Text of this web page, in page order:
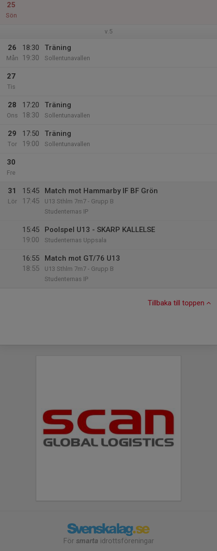
25
Sön
v.5
26
Mån
18:30
19:30
Träning
Sollentunavallen
27
Tis
28
Ons
17:20
18:30
Träning
Sollentunavallen
29
Tor
17:50
19:00
Träning
Sollentunavallen
30
Fre
31
Lör
15:45
17:45
Match mot Hammarby IF BF Grön
U13 Sthlm 7m7 - Grupp B
Studenternas IP
15:45
19:00
Poolspel U13 - SKARP KALLELSE
Studenternas Uppsala
16:55
18:55
Match mot GT/76 U13
U13 Sthlm 7m7 - Grupp B
Studenternas IP
Tillbaka till toppen
För smarta idrottsföreningar